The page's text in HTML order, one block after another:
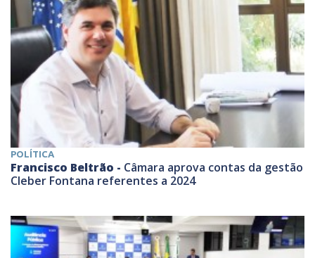
POLÍTICA
Francisco Beltrão - Câmara aprova contas da gestão
Cleber Fontana referentes a 2024